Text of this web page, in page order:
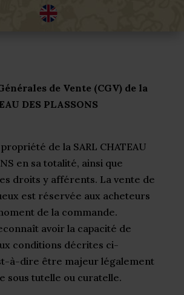
de Vente (CGV) de la
DES PLASSONS
de la SARL CHATEAU
en sa totalité, ainsi que
droits y afférents. La vente de
est réservée aux acheteurs
de la commande.
avoir la capacité de
conditions décrites ci-
à-dire être majeur légalement
sous tutelle ou curatelle.